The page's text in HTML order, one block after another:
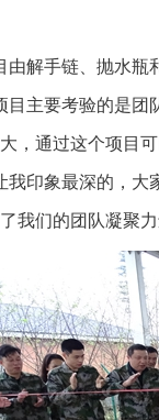
手链、抛水瓶
要考验的是团
，通过这个项目
象最深的，大
我们的团队凝聚力